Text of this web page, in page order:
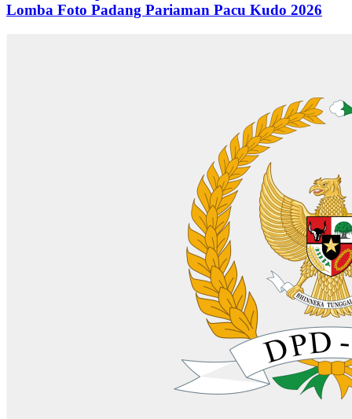
Lomba Foto Padang Pariaman Pacu Kudo 2026